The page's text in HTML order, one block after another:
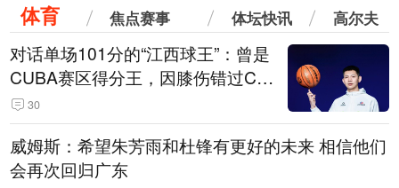
体育 焦点赛事 体坛快讯 高尔夫
对话单场101分的“江西球王”：曾是
CUBA赛区得分王，因膝伤错过CB
A选秀
30
威姆斯：希望朱芳雨和杜锋有更好的未来 相信他们
会再次回归广东